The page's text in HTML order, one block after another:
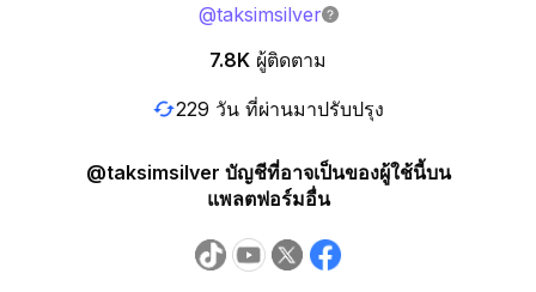
@taksimsilver
7.8K ผู้ติดตาม
229 วัน ที่ผ่านมาปรับปรุง
@taksimsilver บัญชีที่อาจเป็นของผู้ใช้นี้บน
แพลตฟอร์มอื่น